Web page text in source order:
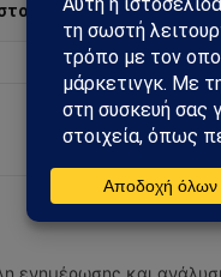
Instagram
ενημέρωσης και